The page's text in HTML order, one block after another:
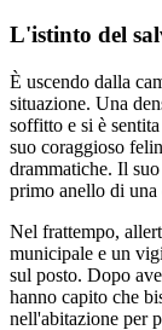
L'istinto del
È uscendo dalla
situazione. Una
soffitto e si è
suo coraggioso
drammatiche. Il
primo anello di una
Nel frattempo,
municipale e un
sul posto. Dopo
hanno capito che
nell'abitazione per